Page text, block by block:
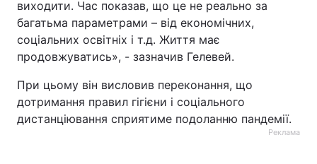
виходити. Час показав, що це не реально за
багатьма параметрами – від економічних,
соціальних освітніх і т.д. Життя має
продовжуватись», - зазначив Гелевей.
При цьому він висловив переконання, що
дотримання правил гігієни і соціального
дистанціювання сприятиме подоланню пандемії.
Реклама